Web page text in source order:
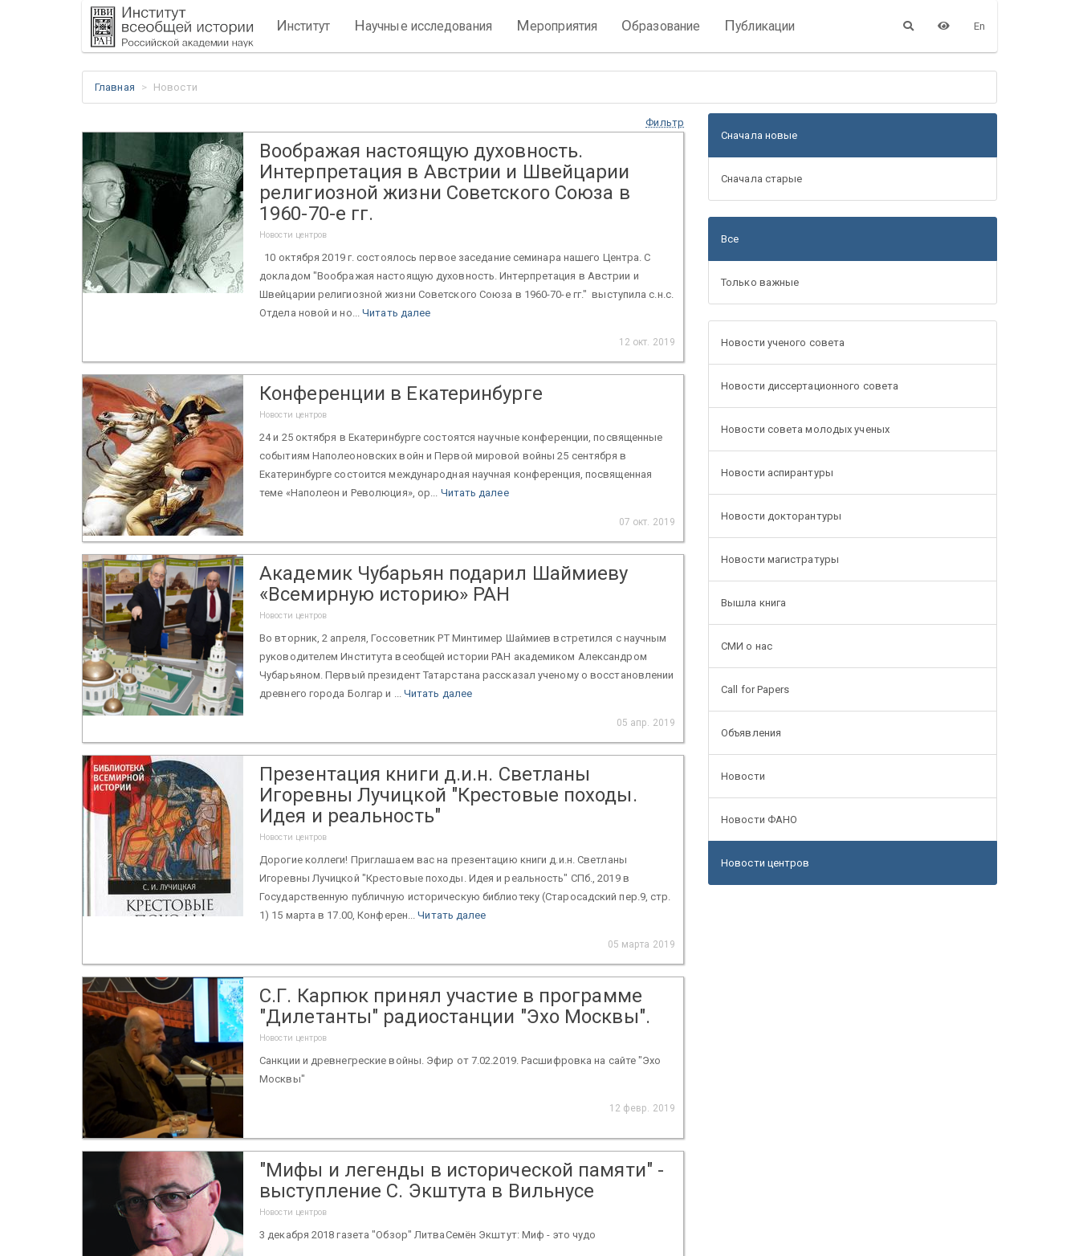
Институт Научные исследования Мероприятия Образование Публикации En
Главная Новости
Фильтр
Воображая настоящую духовность.
Интерпретация в Австрии и Швейцарии
религиозной жизни Советского Союза в
1960-70-е гг.
Новости центров
10 октября 2019 г. состоялось первое заседание семинара нашего Центра. С
докладом "Воображая настоящую духовность. Интерпретация в Австрии и
Швейцарии религиозной жизни Советского Союза в 1960-70-е гг." выступила с.н.с.
Отдела новой и но...Читать далее
12 окт. 2019
Конференции в Екатеринбурге
Новости центров
24 и 25 октября в Екатеринбурге состоятся научные конференции, посвященные
событиям Наполеоновских войн и Первой мировой войны 25 сентября в
Екатеринбурге состоится международная научная конференция, посвященная
теме «Наполеон и Революция», ор... Читать далее
07 окт. 2019
Академик Чубарьян подарил Шаймиеву
«Всемирную историю» РАН
Новости центров
Во вторник, 2 апреля, Госсоветник РТ Минтимер Шаймиев встретился с научным
руководителем Института всеобщей истории РАН академиком Александром
Чубарьяном. Первый президент Татарстана рассказал ученому о восстановлении
древнего города Болгар и ... Читать далее
05 апр. 2019
Презентация книги д.и.н. Светланы
Игоревны Лучицкой "Крестовые походы.
Идея и реальность"
Новости центров
Дорогие коллеги! Приглашаем вас на презентацию книги д.и.н. Светланы
Игоревны Лучицкой "Крестовые походы. Идея и реальность" СПб., 2019 в
Государственную публичную историческую библиотеку (Старосадский пер.9, стр.
1) 15 марта в 17.00, Конферен...Читать далее
05 марта 2019
С.Г. Карпюк принял участие в программе
"Дилетанты" радиостанции "Эхо Москвы".
Новости центров
Санкции и древнегреские войны. Эфир от 7.02.2019. Расшифровка на сайте "Эхо
Москвы"
12 февр. 2019
"Мифы и легенды в исторической памяти" -
выступление С. Экштута в Вильнусе
Новости центров
3 декабря 2018 газета "Обзор" ЛитваСемён Экштут: Миф - это чудо
Сначала новые
Сначала старые
Все
Только важные
Новости ученого совета
Новости диссертационного совета
Новости совета молодых ученых
Новости аспирантуры
Новости докторантуры
Новости магистратуры
Вышла книга
СМИ о нас
Call for Papers
Объявления
Новости
Новости ФАНО
Новости центров